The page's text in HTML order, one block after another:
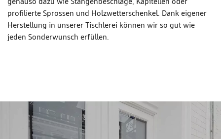
profilierte Sprossen und Holzwetterschenkel. Dank eigener
Herstellung in unserer Tischlerei können wir so gut wie
jeden Sonderwunsch erfüllen.